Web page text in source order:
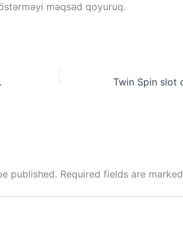
məqsəd qoyuruq.
casino
published. Required fields are marked